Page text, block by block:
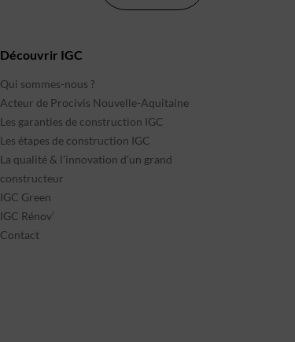
Découvrir IGC
Qui sommes-nous ?
Acteur de Procivis Nouvelle-Aquitaine
Les garanties de construction IGC
Les étapes de construction IGC
La qualité & l’innovation d’un grand
constructeur
IGC Green
IGC Rénov’
Contact